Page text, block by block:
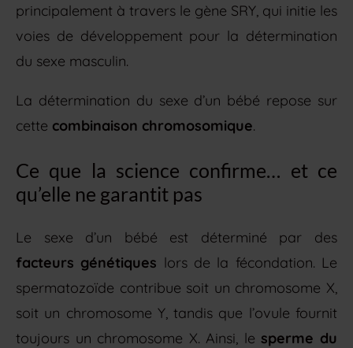
principalement à travers le gène SRY, qui initie les
voies de développement pour la détermination
du sexe masculin.
La détermination du sexe d’un bébé repose sur
cette combinaison chromosomique.
Ce que la science confirme… et ce
qu’elle ne garantit pas
Le sexe d’un bébé est déterminé par des
facteurs génétiques lors de la fécondation. Le
spermatozoïde contribue soit un chromosome X,
soit un chromosome Y, tandis que l’ovule fournit
toujours un chromosome X. Ainsi, le sperme du